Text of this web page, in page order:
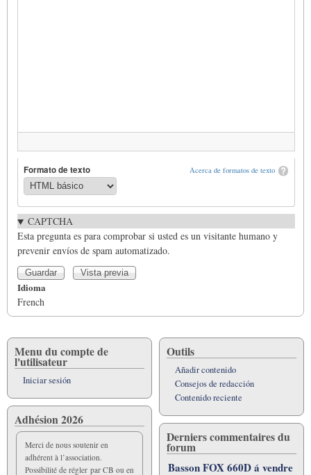
Acerca de formatos de texto
Formato de texto
CAPTCHA
Esta pregunta es para comprobar si usted es un visitante humano y
prevenir envíos de spam automatizado.
Idioma
French
Menu du compte de
l'utilisateur
Iniciar sesión
Adhésion 2026
Merci de nous soutenir en
adhérent à l’association.
Possibilité de régler par CB ou en
Outils
Añadir contenido
Consejos de redacción
Contenido reciente
Derniers commentaires du
forum
Basson FOX 660D á vendre